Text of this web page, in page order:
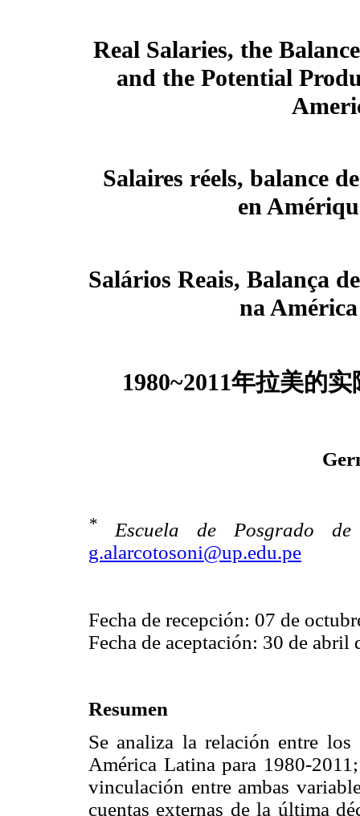
Real Salaries, the
and the Potential
Salaires réels, balance
en
Salários Reais, Balança
na
1980~2011年拉美的
*
Escuela de Posgrado
g.alarcotosoni@up.edu.pe
Fecha de recepción: 07 de
Fecha de aceptación: 30 de abril
Resumen
Se analiza la relación entre
América Latina para 1980-
vinculación entre ambas
cuentas externas de la última